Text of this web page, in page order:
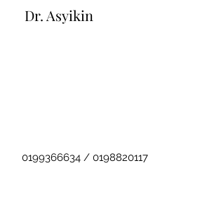
Dr. Asyikin
0199366634 / 0198820117